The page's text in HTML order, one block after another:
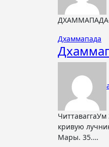
Дхаммапада
ЧиттаваггаУм 33. Ум – нестойкий и дрожащий,Управлять им очень трудно,Его мудрый выпрямляет,Как стрелу
кривую
Мары. 35.…